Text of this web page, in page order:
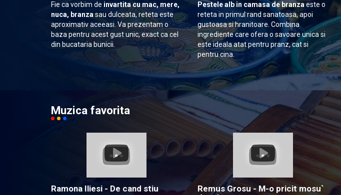
Fie ca vorbim de invartita cu mac, mere,
nuca, branzasau dulceata, reteta este
aproximativ aceeasi. Va prezentam o
baza pentru acest gust unic, exact ca cel
din bucataria bunicii.
Pestele alb in camasa de branza este o
reteta in primul rand sanatoasa, apoi
gustoasa si hranitoare. Combina
ingrediente care ofera o savoare unica si
este ideala atat pentru pranz, cat si
pentru cina.
Muzica favorita
Ramona Iliesi - De cand stiu
Remus Grosu - M-o pricit mosu`